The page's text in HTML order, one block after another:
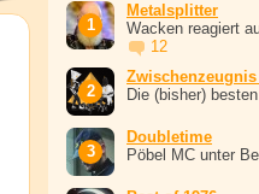
Metalsplitter
Wacken reagiert
12
Zwischenzeugnis
Die (bisher)
Doubletime
Pöbel MC unter